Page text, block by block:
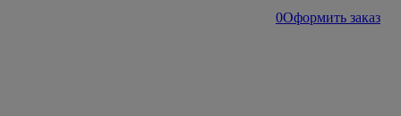
0Оформить заказ